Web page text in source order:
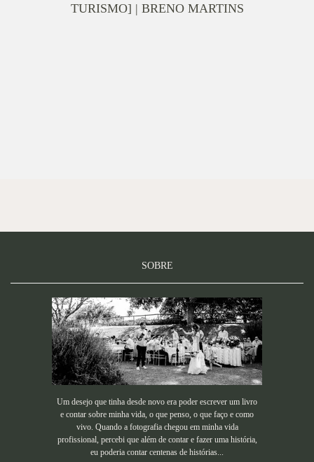
TURISMO] | BRENO MARTINS
SOBRE
Um desejo que tinha desde novo era poder escrever um livro
e contar sobre minha vida, o que penso, o que faço e como
vivo. Quando a fotografia chegou em minha vida
profissional, percebi que além de contar e fazer uma história,
eu poderia contar centenas de histórias...